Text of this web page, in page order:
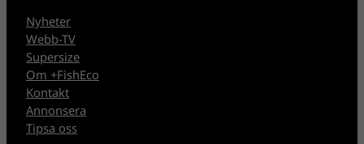
Nyheter
Webb-TV
Supersize
Om +FishEco
Kontakt
Annonsera
Tipsa oss